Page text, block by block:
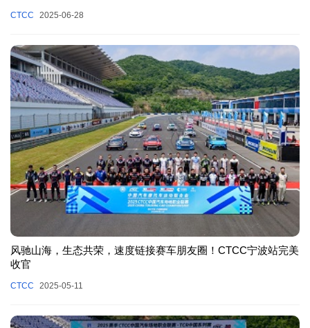
CTCC 2025-06-28
风驰山海，生态共荣，速度链接赛车朋友圈！CTCC宁波站完美
收官
CTCC 2025-05-11